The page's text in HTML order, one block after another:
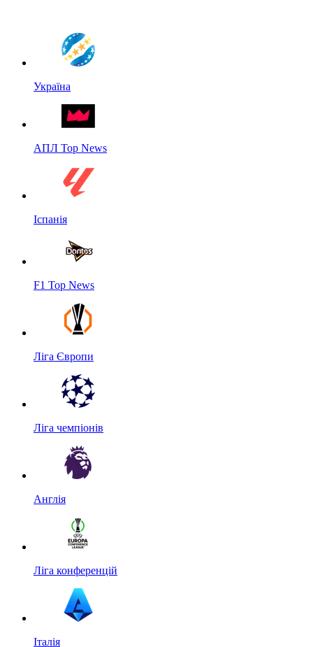
Україна
АПЛ Top News
Іспанія
F1 Top News
Ліга Європи
Ліга чемпіонів
Англія
Ліга конференцій
Італія